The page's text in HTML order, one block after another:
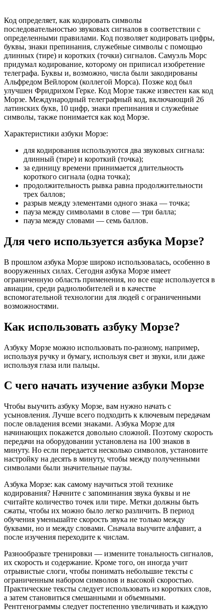
Код определяет, как кодировать символы
последовательностью звуковых сигналов в соответствии с
определенными правилами. Код позволяет кодировать цифры,
буквы, знаки препинания, служебные символы с помощью
длинных (тире) и коротких (точки) сигналов. Самуэль Морс
придумал кодирование, которому он приписал изобретение
телеграфа. Буквы и, возможно, числа были закодированы
Альфредом Вейлором (коллегой Морса). Позже код был
улучшен Фридрихом Герке. Код Морзе также известен как код
Морзе. Международный телеграфный код, включающий 26
латинских букв, 10 цифр, знаки препинания и служебные
символы, также понимается как код Морзе.
Характеристики азбуки Морзе:
для кодирования используются два звуковых сигнала:
длинный (тире) и короткий (точка);
за единицу времени принимается длительность
короткого сигнала (одна точка);
продолжительность рывка равна продолжительности
трех баллов;
разрыв между элементами одного знака — точка;
пауза между символами в слове — три балла;
пауза между словами — семь баллов.
Для чего используется азбука Морзе?
В прошлом азбука Морзе широко использовалась, особенно в
вооруженных силах. Сегодня азбука Морзе имеет
ограниченную область применения, но все еще используется в
авиации, среди радиолюбителей и в качестве
вспомогательной технологии для людей с ограниченными
возможностями.
Как использовать азбуку Морзе?
Азбуку Морзе можно использовать по-разному, например,
используя ручку и бумагу, используя свет и звуки, или даже
используя глаза или пальцы.
С чего начать изучение азбуки Морзе
Чтобы выучить азбуку Морзе, вам нужно начать с
усыновления. Лучше всего подходить к ключевым передачам
после овладения всеми знаками. Азбука Морзе для
начинающих покажется довольно сложной. Поэтому скорость
передачи на оборудовании установлена ​​на 100 знаков в
минуту. Но если передается несколько символов, установите
настройку на десять в минуту, чтобы между полученными
символами были значительные паузы.
Азбука Морзе: как самому научиться этой технике
кодирования? Начните с запоминания звука буквы и не
считайте количество точек или тире. Метки должны быть
сжаты, чтобы их можно было легко различить. В период
обучения уменьшайте скорость звука не только между
буквами, но и между словами. Сначала выучите алфавит, а
после изучения переходите к числам.
Разнообразьте тренировки — измените тональность сигналов,
их скорость и содержание. Кроме того, он иногда учит
отрывистые слоги, чтобы понимать небольшие тексты с
ограниченным набором символов и высокой скоростью.
Практические тексты следует использовать из коротких слов,
а затем становиться смешанными и объемными.
Рентгенограммы следует постепенно увеличивать и каждую